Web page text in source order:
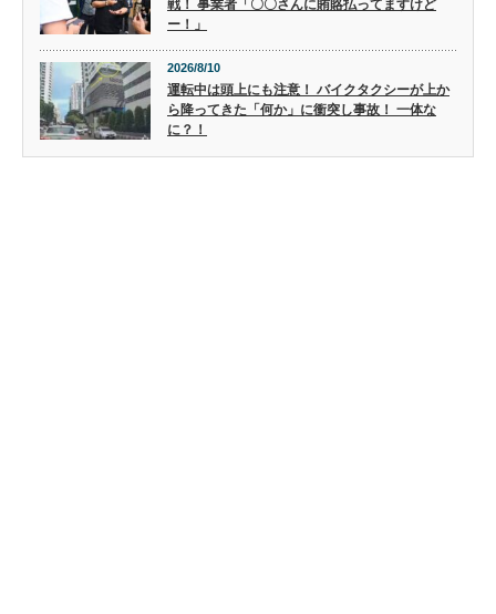
戦！ 事業者「〇〇さんに賄賂払ってますけど
ー！」
2026/8/10
運転中は頭上にも注意！ バイクタクシーが上か
ら降ってきた「何か」に衝突し事故！ 一体な
に？！